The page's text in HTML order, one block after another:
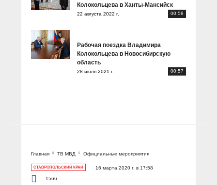
Колокольцева в Ханты-Мансийск
22 августа 2022 г. 00:58
Рабочая поездка Владимира
Колокольцева в Новосибирскую
область
28 июля 2021 г. 00:57
Главная ТВ МВД Официальные мероприятия
СТАВРОПОЛЬСКИЙ КРАЙ
16 марта 2020 г. в 17:58
1566